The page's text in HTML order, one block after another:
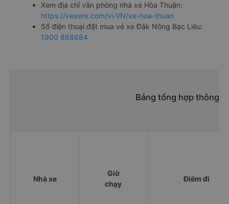
Xem địa chỉ văn phòng nhà xe Hòa Thuận:
https://vexere.com/vi-VN/xe-hoa-thuan
Số điện thoại đặt mua vé xe Đắk Nông Bạc Liêu:
1900 888684
Bảng tổng hợp thông
Nhà xe
Giờ
chạy
Điểm đi